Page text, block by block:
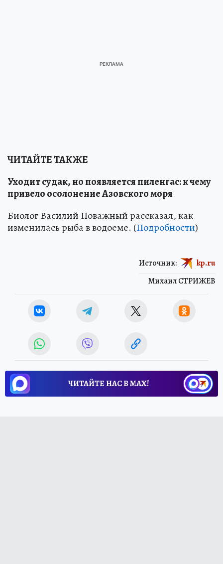
ЧИТАЙТЕ ТАКЖЕ
Уходит судак, но появляется пиленгас: к чему
привело осолонение Азовского моря
Биолог Василий Поважный рассказал, как
изменилась рыба в водоеме. (Подробности)
Михаил СТРИЖЕВ
Источник: kp.ru
ЧИТАЙТЕ НАС В МАХ!